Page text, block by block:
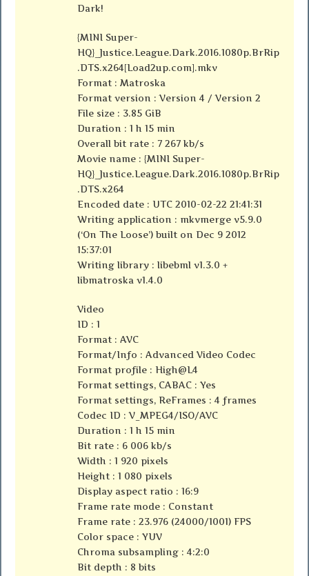
Dark!
{MINI Super-
HQ}_Justice.League.Dark.2016.1080p.BrRip
.DTS.x264[Load2up.com].mkv
Format : Matroska
Format version : Version 4 / Version 2
File size : 3.85 GiB
Duration : 1 h 15 min
Overall bit rate : 7 267 kb/s
Movie name : {MINI Super-
HQ}_Justice.League.Dark.2016.1080p.BrRip
.DTS.x264
Encoded date : UTC 2010-02-22 21:41:31
Writing application : mkvmerge v5.9.0
(‘On The Loose’) built on Dec 9 2012
15:37:01
Writing library : libebml v1.3.0 +
libmatroska v1.4.0
Video
ID : 1
Format : AVC
Format/Info : Advanced Video Codec
Format profile : High@L4
Format settings, CABAC : Yes
Format settings, ReFrames : 4 frames
Codec ID : V_MPEG4/ISO/AVC
Duration : 1 h 15 min
Bit rate : 6 006 kb/s
Width : 1 920 pixels
Height : 1 080 pixels
Display aspect ratio : 16:9
Frame rate mode : Constant
Frame rate : 23.976 (24000/1001) FPS
Color space : YUV
Chroma subsampling : 4:2:0
Bit depth : 8 bits